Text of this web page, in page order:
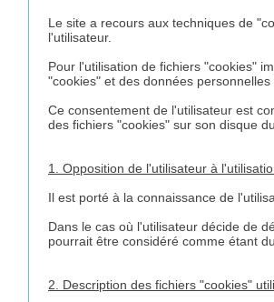
Le site a recours aux techniques de
l'utilisateur.
Pour l'utilisation de fichiers "cookies"
"cookies" et des données
Ce consentement de l'utilisateur est
des fichiers "cookies" sur son disque
1. Opposition de l'utilisateur à
Il est porté à la connaissance de
Dans le cas où l'utilisateur décide de
pourrait être considéré comme étant
2. Description des fichiers "cookies"